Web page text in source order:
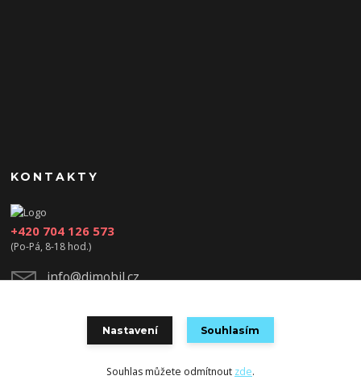
KONTAKTY
+420 704 126 573
(Po-Pá, 8-18 hod.)
info@djmobil.cz
Vytvořeno na Eshop-rychle.cz
Nastavení Souhlasím
Souhlas můžete odmítnout zde.